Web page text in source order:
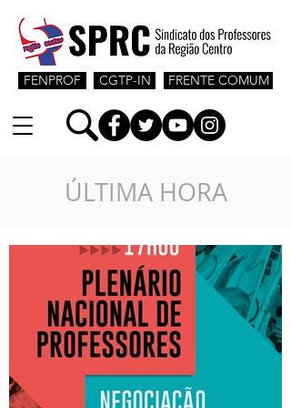
CGTP-IN
FENPROF FRENTE COMUM
ÚLTIMA HORA